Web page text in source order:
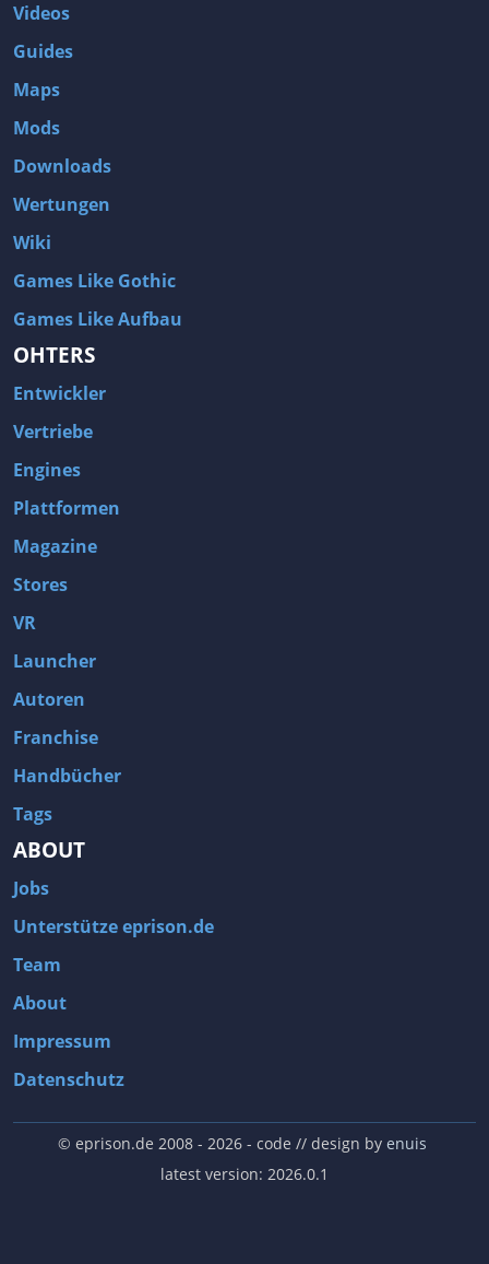
Videos
Guides
Maps
Mods
Downloads
Wertungen
Wiki
Games Like Gothic
Games Like Aufbau
OHTERS
Entwickler
Vertriebe
Engines
Plattformen
Magazine
Stores
VR
Launcher
Autoren
Franchise
Handbücher
Tags
ABOUT
Jobs
Unterstütze eprison.de
Team
About
Impressum
Datenschutz
© eprison.de 2008 - 2026- code // design by enuis
latest version: 2026.0.1